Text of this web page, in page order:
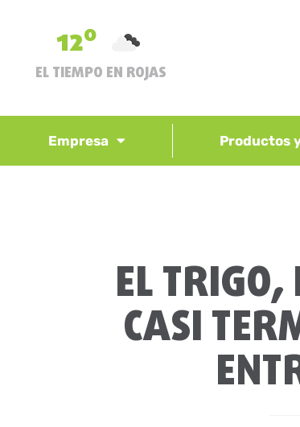
12º
EL TIEMPO EN ROJAS
Empresa Productos
EL
CASI